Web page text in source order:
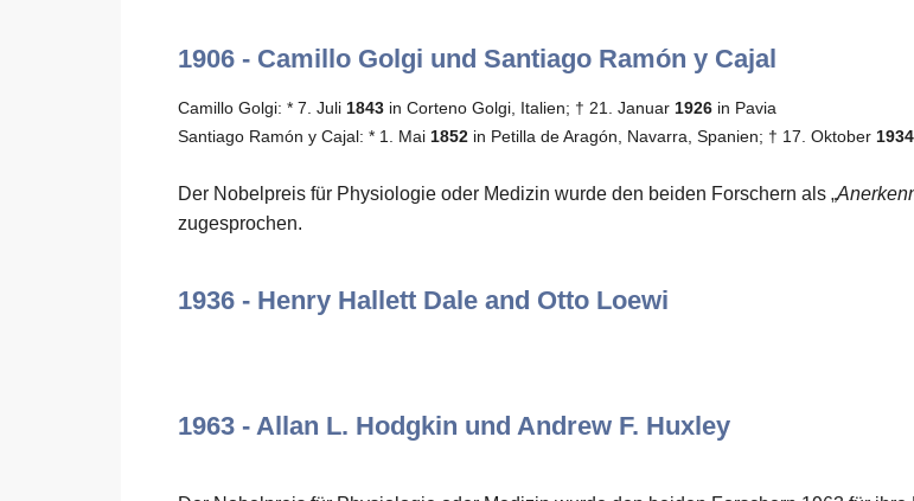
1906 - Camillo Golgi und Santiago Ramón y Cajal
Camillo Golgi: * 7. Juli 1843 in Corteno Golgi, Italien; † 21. Januar 1926 in Pavia
Santiago Ramón y Cajal: * 1. Mai 1852 in Petilla de Aragón, Navarra, Spanien; † 17. Oktober 1934
Der Nobelpreis für Physiologie oder Medizin wurde den beiden Forschern als „
zugesprochen.
1936 - Henry Hallett Dale and Otto Loewi
1963 - Allan L. Hodgkin und Andrew F. Huxley